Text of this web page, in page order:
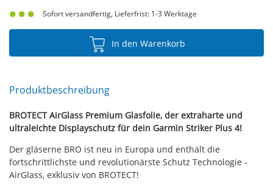
Sofort versandfertig, Lieferfrist: 1-3 Werktage
In den Warenkorb
Produktbeschreibung
BROTECT AirGlass Premium Glasfolie, der extraharte und
ultraleichte Displayschutz für dein Garmin Striker Plus 4!
Der gläserne BRO ist neu in Europa und enthält die
fortschrittlichste und revolutionärste Schutz Technologie -
AirGlass, exklusiv von BROTECT!